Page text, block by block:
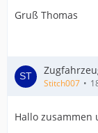
Gruß Thomas
Stitch007
Hallo